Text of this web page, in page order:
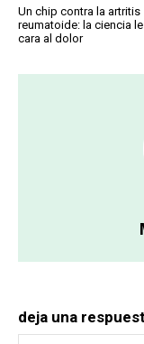
Un chip contra la artritis
reumatoide: la ciencia
cara al dolor
deja una